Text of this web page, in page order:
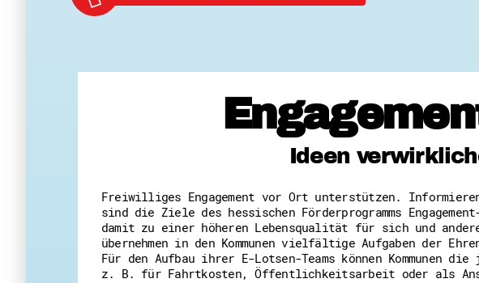
Ideen
Freiwilliges Engagement vor Ort unterstützen.
sind die Ziele des hessischen Förderprogramms
damit zu einer höheren Lebensqualität für sich und
übernehmen in den Kommunen vielfältige Aufgaben der
Für den Aufbau ihrer E-Lotsen-Teams können Kommunen
z. B. für Fahrtkosten, Öffentlichkeitsarbeit oder als